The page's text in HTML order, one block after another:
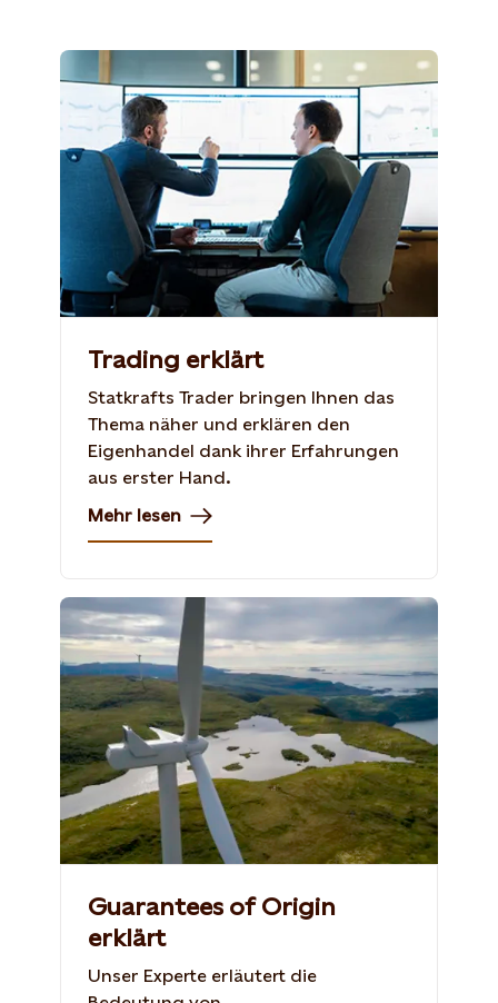
Trading erklärt
Statkrafts Trader bringen Ihnen das
Thema näher und erklären den
Eigenhandel dank ihrer Erfahrungen
aus erster Hand.
Mehr lesen
Guarantees of Origin
erklärt
Unser Experte erläutert die